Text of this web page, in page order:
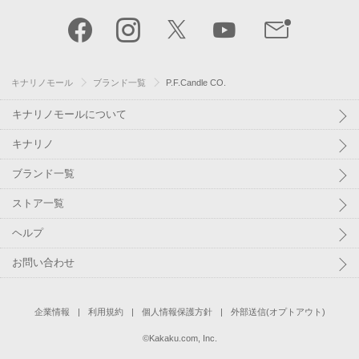
キナリノモール ブランド一覧 P.F.Candle CO.
キナリノモールについて
キナリノ
ブランド一覧
ストア一覧
ヘルプ
お問い合わせ
企業情報 利用規約 個人情報保護方針 外部送信(オプトアウト)
©Kakaku.com, Inc.